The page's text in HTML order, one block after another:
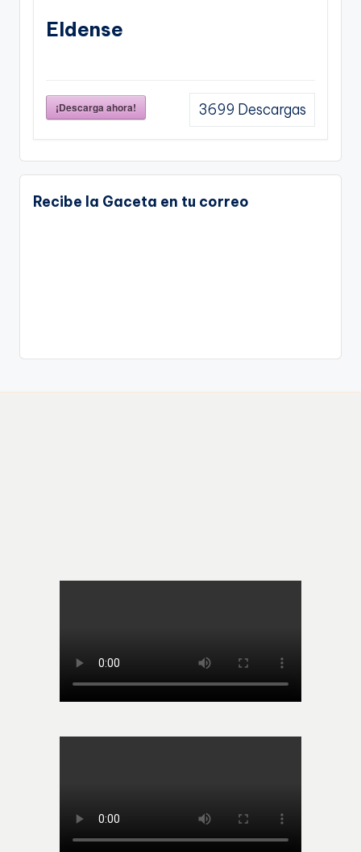
Eldense
¡Descarga ahora! 3699 Descargas
Recibe la Gaceta en tu correo